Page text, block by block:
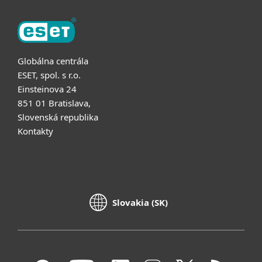
Globálna centrála
ESET, spol. s r.o.
Einsteinova 24
851 01 Bratislava,
Slovenská republika
Kontakty
Slovakia (SK)